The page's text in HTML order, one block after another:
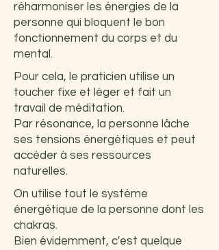
réharmoniser les énergies de la
personne qui bloquent le bon
fonctionnement du corps et du
mental.
Pour cela, le praticien utilise un
toucher fixe et léger et fait un
travail de méditation.
Par résonance, la personne lâche
ses tensions énergétiques et peut
accéder à ses ressources
naturelles.
On utilise tout le système
énergétique de la personne dont les
chakras.
Bien évidemment, c'est quelque